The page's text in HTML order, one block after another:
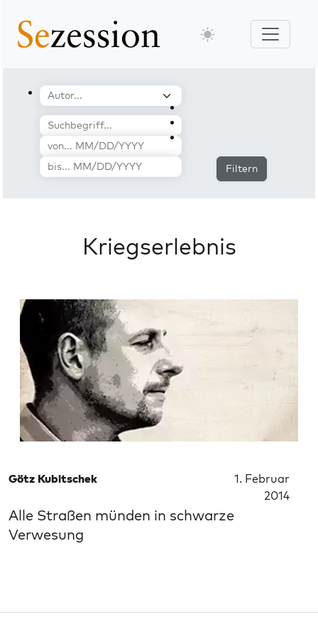
Filtern
Kriegserlebnis
Götz Kubitschek
1. Februar
2014
Alle Straßen münden in schwarze
Verwesung